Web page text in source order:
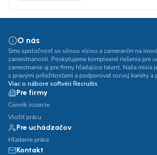
O nás
Sme spoločnosť so silnou víziou a zameraním na
zamestnanosti. Poskytujeme komplexné riešenia pre
zamestnanie aj pre firmy hľadajúce talent. Naša misia
s pravými príležitosťami a podporovať rozvoj kariéry a
Viac o nábore softvéri Recruitis
Pre firmy
Cenník inzercie
Vložiť prácu
Pre uchádzačov
Hľadanie práce
Kontakt